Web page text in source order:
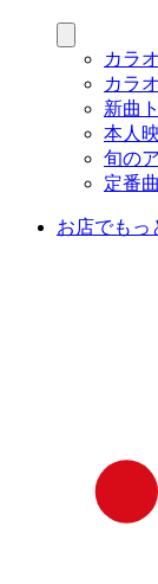
カラ
カラ
新曲
本人
旬の
定番
お店でもっ